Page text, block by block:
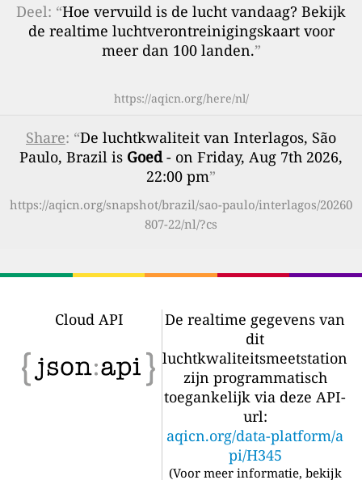
Deel: “Hoe vervuild is de lucht vandaag? Bekijk
de realtime luchtverontreinigingskaart voor
meer dan 100 landen.”
https://aqicn.org/here/nl/
Share: “De luchtkwaliteit van Interlagos, São
Paulo, Brazil is Goed- on Friday, Aug 7th 2026,
22:00 pm”
https://aqicn.org/snapshot/brazil/sao-paulo/interlagos/20260
807-22/nl/?cs
Cloud API
De realtime gegevens van
dit
luchtkwaliteitsmeetstation
zijn programmatisch
toegankelijk via deze API-
url:
aqicn.org/data-platform/a
pi/H345
(Voor meer informatie, bekijk